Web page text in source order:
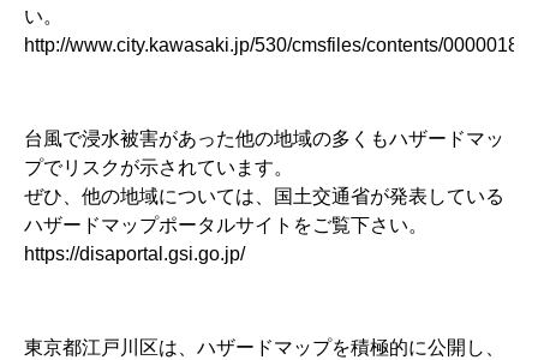
い。
http://www.city.kawasaki.jp/530/cmsfiles/contents/0000018/
台風で浸水被害があった他の地域の多くもハザードマッ
プでリスクが示されています。
ぜひ、他の地域については、国土交通省が発表している
ハザードマップポータルサイトをご覧下さい。
https://disaportal.gsi.go.jp/
東京都江戸川区は、ハザードマップを積極的に公開し、